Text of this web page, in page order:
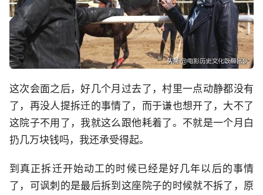
这次会面之后，好几个月过去了，村里一点动静都没有
了，再没人提拆迁的事情了，而于谦也想开了，大不了
这院子不用了，我就这么跟他耗着了。不就是一个月白
扔几万块钱吗，我还承受得起。
到真正拆迁开始动工的时候已经是好几年以后的事情
了，可讽刺的是最后拆到这座院子的时候就不拆了，原